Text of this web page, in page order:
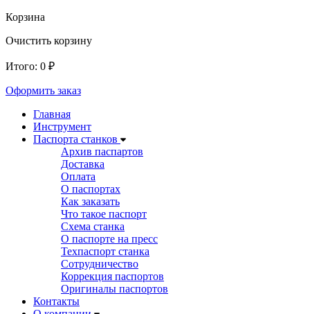
Корзина
Очистить корзину
Итого: 0 ₽
Оформить заказ
Главная
Инструмент
Паспорта станков
Архив паспартов
Доставка
Оплата
О паспортах
Как заказать
Что такое паспорт
Схема станка
О паспорте на пресс
Техпаспорт станка
Сотрудничество
Коррекция паспортов
Оригиналы паспортов
Контакты